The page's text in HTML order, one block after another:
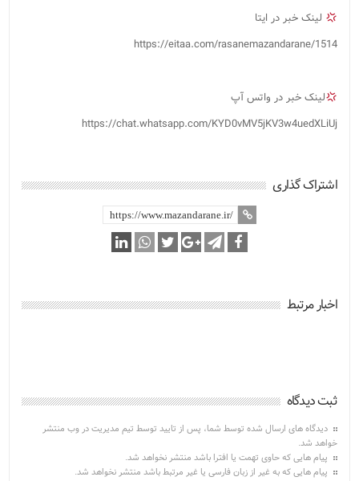
لینک خبر در ایتا
https://eitaa.com/rasanemazandarane/1514
لینک خبر در واتس آپ
https://chat.whatsapp.com/KYD0vMV5jKV3w4uedXLiUj
اشتراک گذاری
اخبار مرتبط
ثبت دیدگاه
دیدگاه های ارسال شده توسط شما، پس از تایید توسط تیم مدیریت در وب منتشر
خواهد شد.
پیام هایی که حاوی تهمت یا افترا باشد منتشر نخواهد شد.
پیام هایی که به غیر از زبان فارسی یا غیر مرتبط باشد منتشر نخواهد شد.